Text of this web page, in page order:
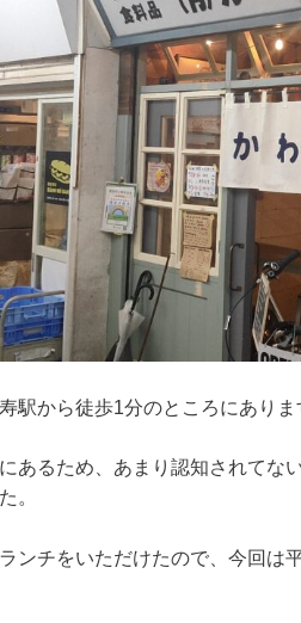
駅から徒歩1分のところにありま
あるため、あまり認知されてな
。
ンチをいただけたので、今回は